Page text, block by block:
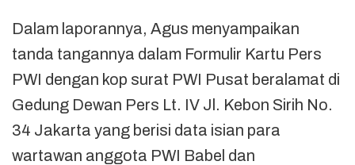
Dalam laporannya, Agus menyampaikan
tanda tangannya dalam Formulir Kartu Pers
PWI dengan kop surat PWI Pusat beralamat di
Gedung Dewan Pers Lt. IV Jl. Kebon Sirih No.
34 Jakarta yang berisi data isian para
wartawan anggota PWI Babel dan